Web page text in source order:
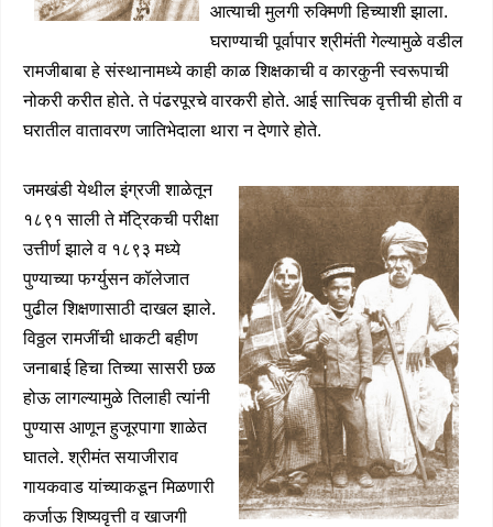
आत्याची मुलगी रुक्मिणी हिच्याशी झाला.
घराण्याची पूर्वापार श्रीमंती गेल्यामुळे वडील
रामजीबाबा हे संस्थानामध्ये काही काळ शिक्षकाची व कारकुनी स्वरूपाची
नोकरी करीत होते. ते पंढरपूरचे वारकरी होते. आई सात्त्विक वृत्तीची होती व
घरातील वातावरण जातिभेदाला थारा न देणारे होते.
जमखंडी येथील इंग्रजी शाळेतून
१८९१ साली ते मॅट्रिकची परीक्षा
उत्तीर्ण झाले व १८९३ मध्ये
पुण्याच्या फर्ग्युसन कॉलेजात
पुढील शिक्षणासाठी दाखल झाले.
विठ्ठल रामजींची धाकटी बहीण
जनाबाई हिचा तिच्या सासरी छळ
होऊ लागल्यामुळे तिलाही त्यांनी
पुण्यास आणून हुजूरपागा शाळेत
घातले. श्रीमंत सयाजीराव
गायकवाड यांच्याकडून मिळणारी
कर्जाऊ शिष्यवृत्ती व खाजगी